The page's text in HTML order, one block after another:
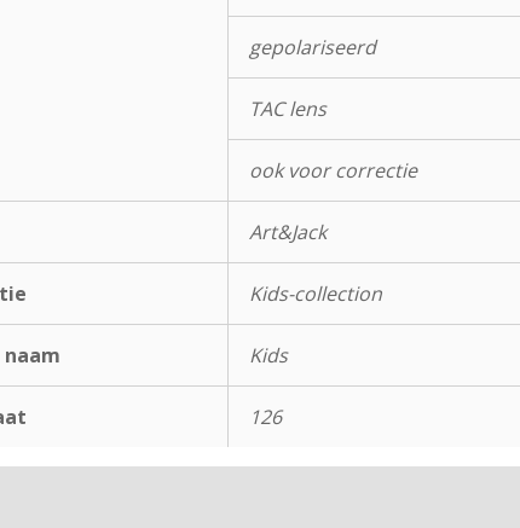
gepolariseerd
TAC lens
ook voor correctie
Art&Jack
Kids-collection
Kids
126